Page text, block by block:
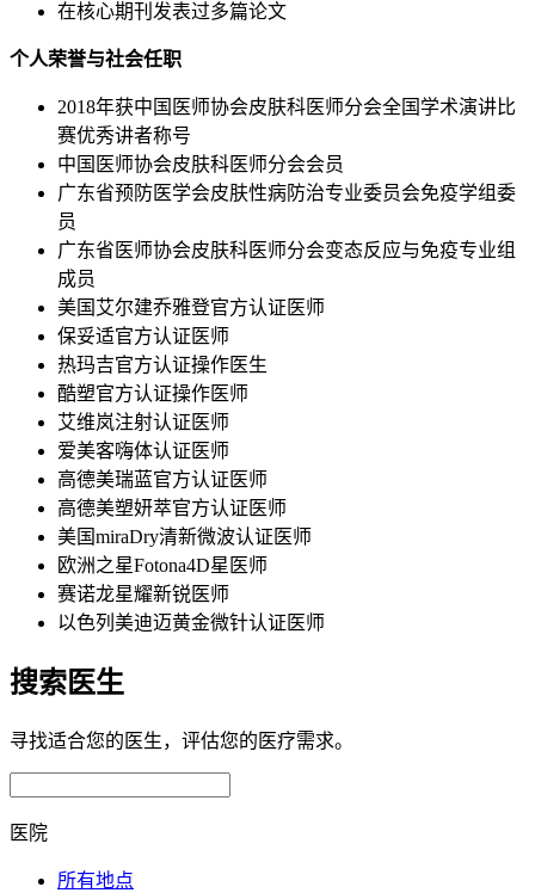
在核心期刊发表过多篇论文
个人荣誉与社会任职
2018年获中国医师协会皮肤科医师分会全国学术演讲比
赛优秀讲者称号
中国医师协会皮肤科医师分会会员
广东省预防医学会皮肤性病防治专业委员会免疫学组委
员
广东省医师协会皮肤科医师分会变态反应与免疫专业组
成员
美国艾尔建乔雅登官方认证医师
保妥适官方认证医师
热玛吉官方认证操作医生
酷塑官方认证操作医师
艾维岚注射认证医师
爱美客嗨体认证医师
高德美瑞蓝官方认证医师
高德美塑妍萃官方认证医师
美国miraDry清新微波认证医师
欧洲之星Fotona4D星医师
赛诺龙星耀新锐医师
以色列美迪迈黄金微针认证医师
搜索医生
寻找适合您的医生，评估您的医疗需求。
医院
所有地点